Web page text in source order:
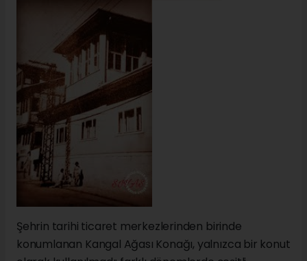
Şehrin tarihi ticaret merkezlerinden birinde
konumlanan Kangal Ağası Konağı, yalnızca bir konut